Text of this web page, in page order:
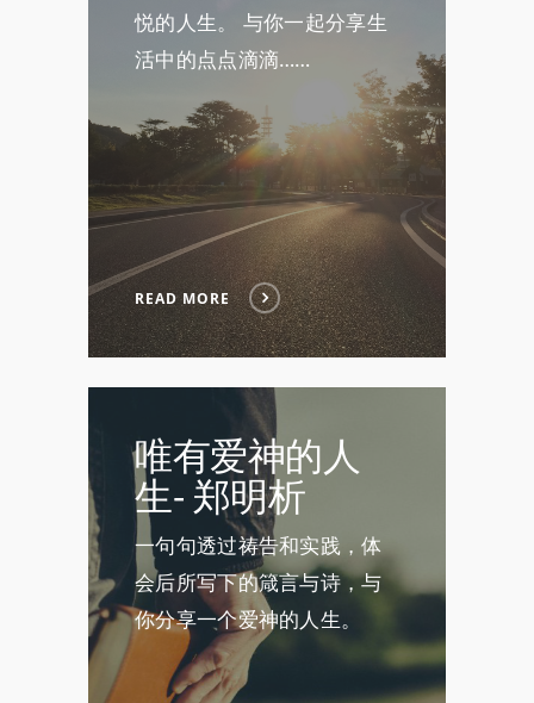
悦的人生。 与你一起分享生
活中的点点滴滴……
READ MORE
唯有爱神的人
生- 郑明析
一句句透过祷告和实践，体
会后所写下的箴言与诗，与
你分享一个爱神的人生。